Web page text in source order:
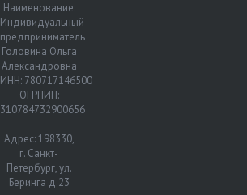
Наименование:
Индивидуальный
предприниматель
Головина Ольга
Александровна
ИНН: 780717146500
ОГРНИП:
310784732900656
Адрес: 198330,
г. Санкт-
Петербург, ул.
Беринга д.23